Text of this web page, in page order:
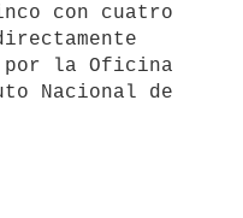
con cuatro
por la Oficina
Nacional de